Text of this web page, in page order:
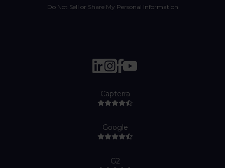
Do Not Sell or Share My Personal Information
Capterra
Google
G2